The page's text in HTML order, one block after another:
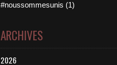
#noussommesunis (1)
ARCHIVES
2026